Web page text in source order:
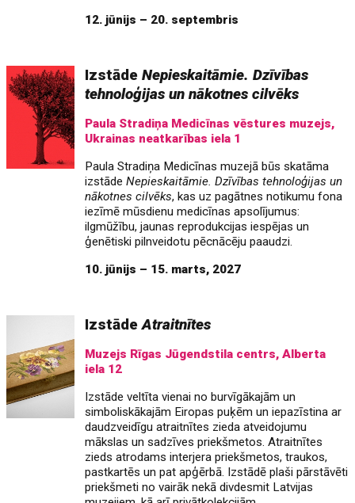
12. jūnijs – 20. septembris
Izstāde Nepieskaitāmie. Dzīvības
tehnoloģijas un nākotnes cilvēks
Paula Stradiņa Medicīnas vēstures muzejs,
Ukrainas neatkarības iela 1
Paula Stradiņa Medicīnas muzejā būs skatāma
izstāde Nepieskaitāmie. Dzīvības tehnoloģijas un
nākotnes cilvēks, kas uz pagātnes notikumu fona
iezīmē mūsdienu medicīnas apsolījumus:
ilgmūžību, jaunas reprodukcijas iespējas un
ģenētiski pilnveidotu pēcnācēju paaudzi.
10. jūnijs – 15. marts, 2027
IzstādeAtraitnītes
Muzejs Rīgas Jūgendstila centrs, Alberta
iela 12
Izstāde veltīta vienai no burvīgākajām un
simboliskākajām Eiropas puķēm un iepazīstina ar
daudzveidīgu atraitnītes zieda atveidojumu
mākslas un sadzīves priekšmetos. Atraitnītes
zieds atrodams interjera priekšmetos, traukos,
pastkartēs un pat apģērbā. Izstādē plaši pārstāvēti
priekšmeti no vairāk nekā divdesmit Latvijas